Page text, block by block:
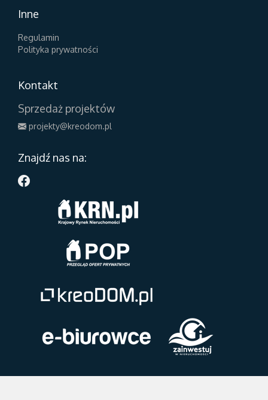
Inne
Regulamin
Polityka prywatności
Kontakt
Sprzedaż projektów
projekty@kreodom.pl
Znajdź nas na: